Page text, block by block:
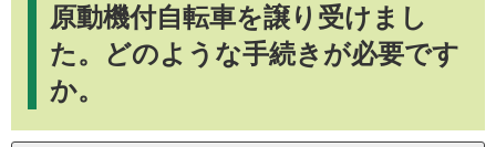
原動機付自転車を譲り受けまし
た。どのような手続きが必要です
か。